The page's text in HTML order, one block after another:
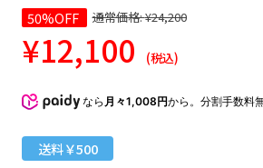
50%OFF 通常価格:¥24,200
¥12,100 (税込)
なら 月々1,008円から。分割手数料
送料￥500